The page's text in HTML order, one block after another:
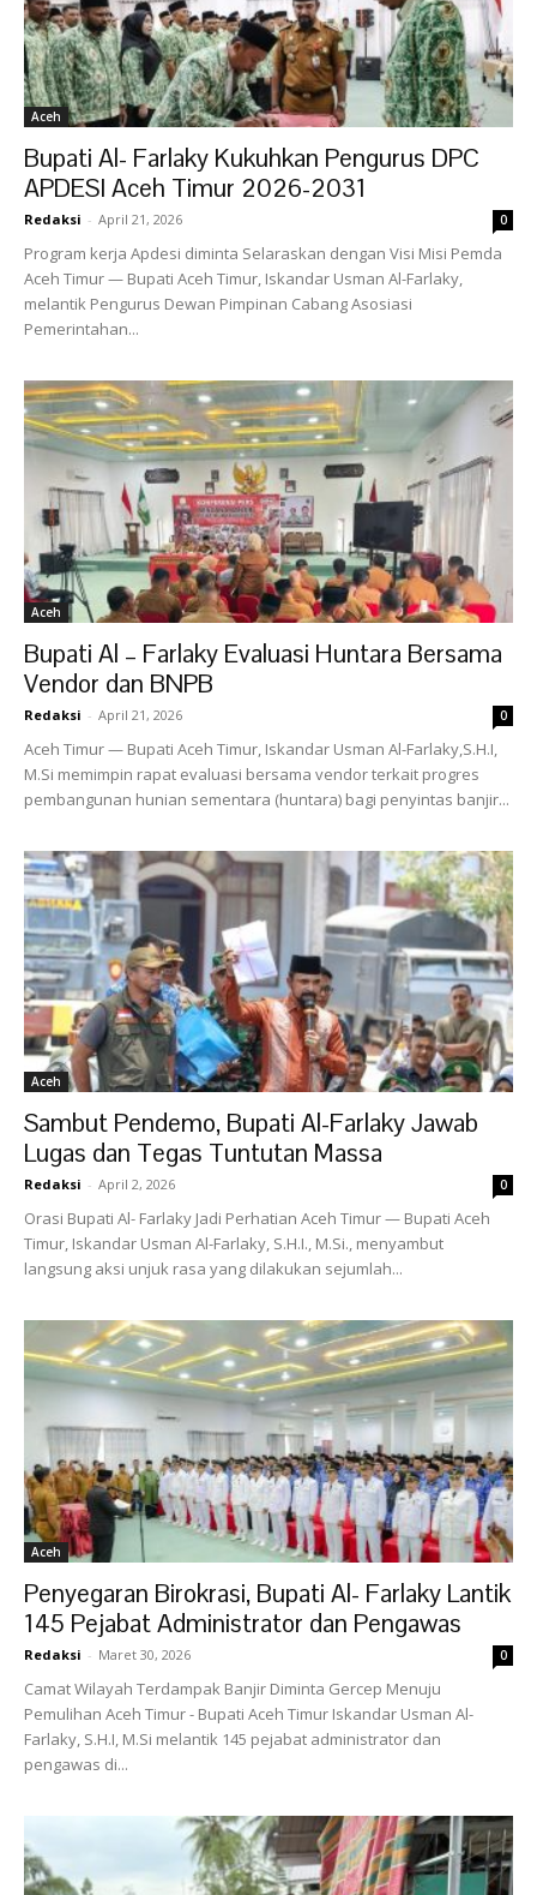
Aceh
Bupati Al- Farlaky Kukuhkan Pengurus DPC
APDESI Aceh Timur 2026-2031
Redaksi - April 21, 2026 0
Program kerja Apdesi diminta Selaraskan dengan Visi Misi Pemda
Aceh Timur — Bupati Aceh Timur, Iskandar Usman Al-Farlaky,
melantik Pengurus Dewan Pimpinan Cabang Asosiasi
Pemerintahan...
Aceh
Bupati Al – Farlaky Evaluasi Huntara Bersama
Vendor dan BNPB
Redaksi - April 21, 2026 0
Aceh Timur — Bupati Aceh Timur, Iskandar Usman Al-Farlaky,S.H.I,
M.Si memimpin rapat evaluasi bersama vendor terkait progres
pembangunan hunian sementara (huntara) bagi penyintas banjir...
Aceh
Sambut Pendemo, Bupati Al-Farlaky Jawab
Lugas dan Tegas Tuntutan Massa
Redaksi - April 2, 2026 0
Orasi Bupati Al- Farlaky Jadi Perhatian Aceh Timur — Bupati Aceh
Timur, Iskandar Usman Al-Farlaky, S.H.I., M.Si., menyambut
langsung aksi unjuk rasa yang dilakukan sejumlah...
Aceh
Penyegaran Birokrasi, Bupati Al- Farlaky Lantik
145 Pejabat Administrator dan Pengawas
Redaksi - Maret 30, 2026 0
Camat Wilayah Terdampak Banjir Diminta Gercep Menuju
Pemulihan Aceh Timur - Bupati Aceh Timur Iskandar Usman Al-
Farlaky, S.H.I, M.Si melantik 145 pejabat administrator dan
pengawas di...